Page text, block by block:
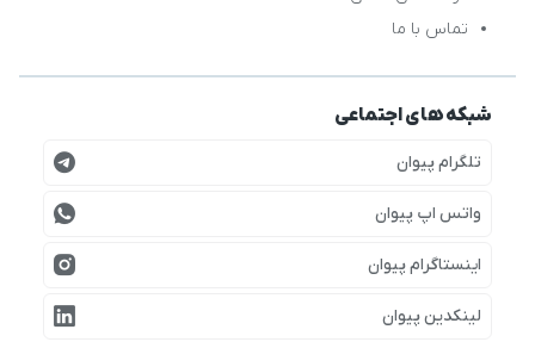
تماس با ما
شبکه های اجتماعی
تلگرام پیوان
واتس اپ پیوان
اینستاگرام پیوان
لینکدین پیوان